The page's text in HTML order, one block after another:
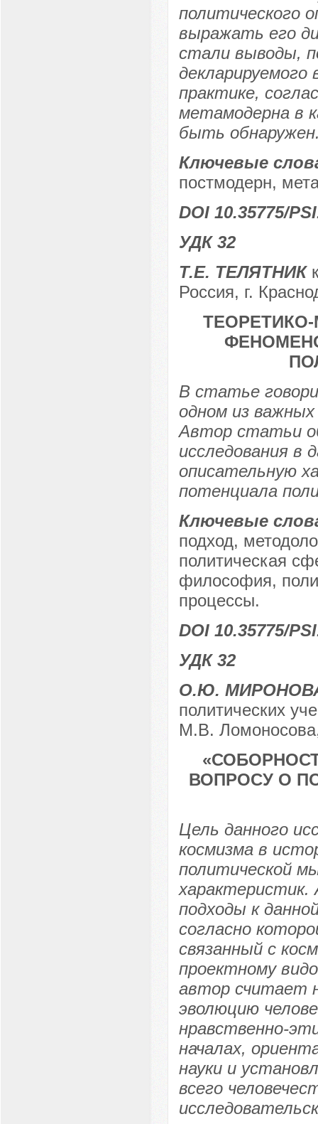
политического
выражать его
стали выводы,
практике,
метамодерна в
быть
Ключевые
постмодерн,
DOI 10.35775/
УДК 32
Т.Е. ТЕЛЯТНИК
Россия, г.
В статье
одном из важных
Автор статьи
исследования в
описательную
потенциала
Ключевые
подход,
политическая
философия,
процессы.
DOI 10.35775/
УДК 32
О.Ю.
политических
М.В.
ВОПРОСУ О
Цель данного
космизма в
политической
подходы к
согласно
связанный с
проектному
автор считает
эволюцию
нравственно-
началах,
науки и
всего